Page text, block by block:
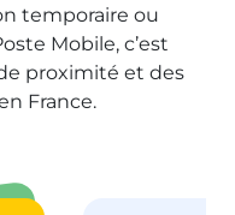
temporaire ou
Mobile, c’est
proximité et des
France.